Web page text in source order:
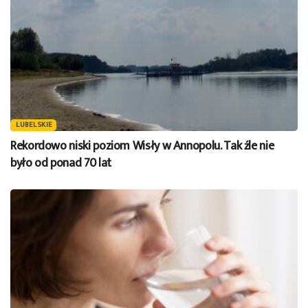
LUBELSKIE
Rekordowo niski poziom Wisły w Annopolu. Tak źle nie
było od ponad 70 lat